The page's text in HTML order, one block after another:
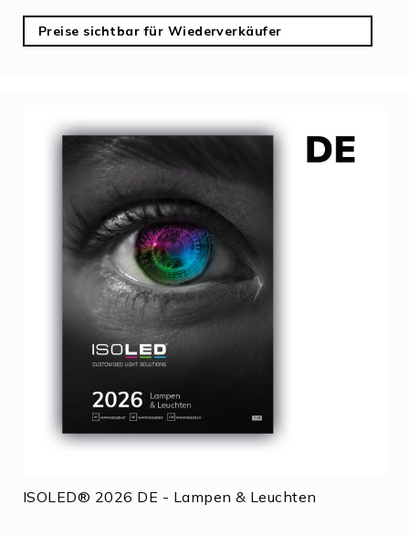
Preise sichtbar für Wiederverkäufer
ISOLED® 2026 DE - Lampen & Leuchten